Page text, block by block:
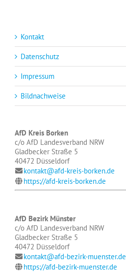
Kontakt
Datenschutz
Impressum
Bildnachweise
AfD Kreis Borken
c/o AfD Landesverband NRW
Gladbecker Straße 5
40472 Düsseldorf
kontakt@afd-kreis-borken.de
https://afd-kreis-borken.de
AfD Bezirk Münster
c/o AfD Landesverband NRW
Gladbecker Straße 5
40472 Düsseldorf
kontakt@afd-bezirk-muenster.de
https://afd-bezirk-muenster.de